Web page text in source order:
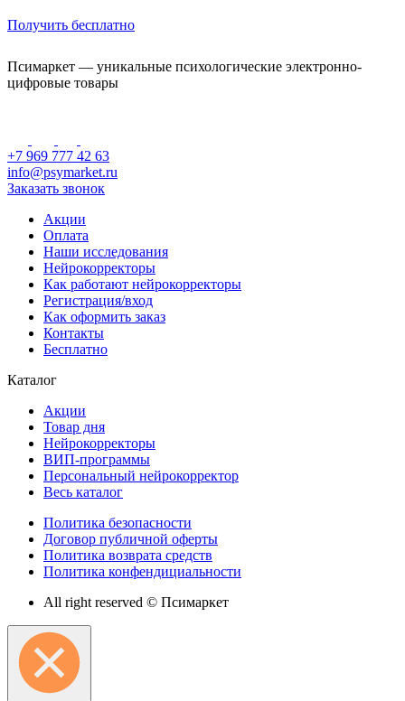
Получить бесплатно
Псимаркет — уникальные психологические электронно-
цифровые товары
+7 969 777 42 63
info@psymarket.ru
Заказать звонок
Акции
Оплата
Наши исследования
Нейрокорректоры
Как работают нейрокорректоры
Регистрация/вход
Как оформить заказ
Контакты
Бесплатно
Каталог
Акции
Товар дня
Нейрокорректоры
ВИП-программы
Персональный нейрокорректор
Весь каталог
Политика безопасности
Договор публичной оферты
Политика возврата средств
Политика конфендициальности
All right reserved © Псимаркет